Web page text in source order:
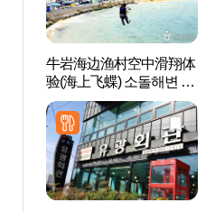
牛岩海边渔村空中滑翔体
验(海上飞蝶) 소돌해변 스
카이어촌체험(아라나비)